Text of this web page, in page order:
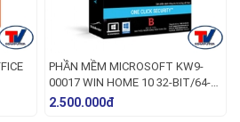
PHẦN MỀM MICROSOFT KW9-
00017 WIN HOME 10 32-BIT/64-
BIT ENG INTL USB
2.500.000đ